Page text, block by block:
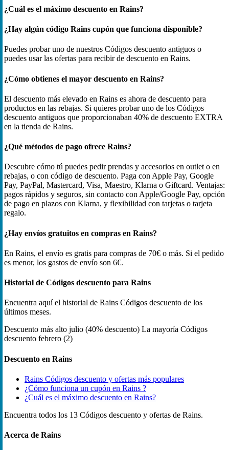
¿Cuál es el máximo descuento en Rains?
¿Hay algún código Rains cupón que funciona disponible?
Puedes probar uno de nuestros Códigos descuento antiguos o
puedes usar las ofertas para recibir de descuento en Rains.
¿Cómo obtienes el mayor descuento en Rains?
El descuento más elevado en Rains es ahora de descuento para
productos en las rebajas. Si quieres probar uno de los Códigos
descuento antiguos que proporcionaban 40% de descuento EXTRA
en la tienda de Rains.
¿Qué métodos de pago ofrece Rains?
Descubre cómo tú puedes pedir prendas y accesorios en outlet o en
rebajas, o con código de descuento. Paga con Apple Pay, Google
Pay, PayPal, Mastercard, Visa, Maestro, Klarna o Giftcard. Ventajas:
pagos rápidos y seguros, sin contacto con Apple/Google Pay, opción
de pago en plazos con Klarna, y flexibilidad con tarjetas o tarjeta
regalo.
¿Hay envíos gratuitos en compras en Rains?
En Rains, el envío es gratis para compras de 70€ o más. Si el pedido
es menor, los gastos de envío son 6€.
Historial de Códigos descuento para Rains
Encuentra aquí el historial de Rains Códigos descuento de los
últimos meses.
Descuento más alto julio (40% descuento) La mayoría Códigos
descuento febrero (2)
Descuento en Rains
Rains Códigos descuento y ofertas más populares
¿Cómo funciona un cupón en Rains ?
¿Cuál es el máximo descuento en Rains?
Encuentra todos los 13 Códigos descuento y ofertas de Rains.
Acerca de Rains